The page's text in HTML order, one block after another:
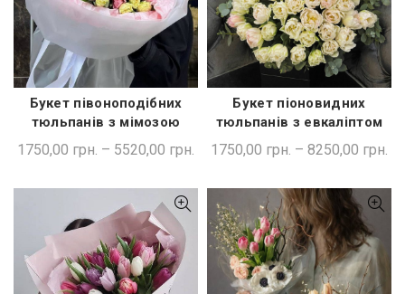
ШВИДКА ПОКУПКА
Букет півоноподібних
тюльпанів з мімозою
1750,00 грн. – 5520,00 грн.
ШВИДКА ПОКУПКА
Букет піоновидних
тюльпанів з евкаліптом
1750,00 грн. – 8250,00 грн.